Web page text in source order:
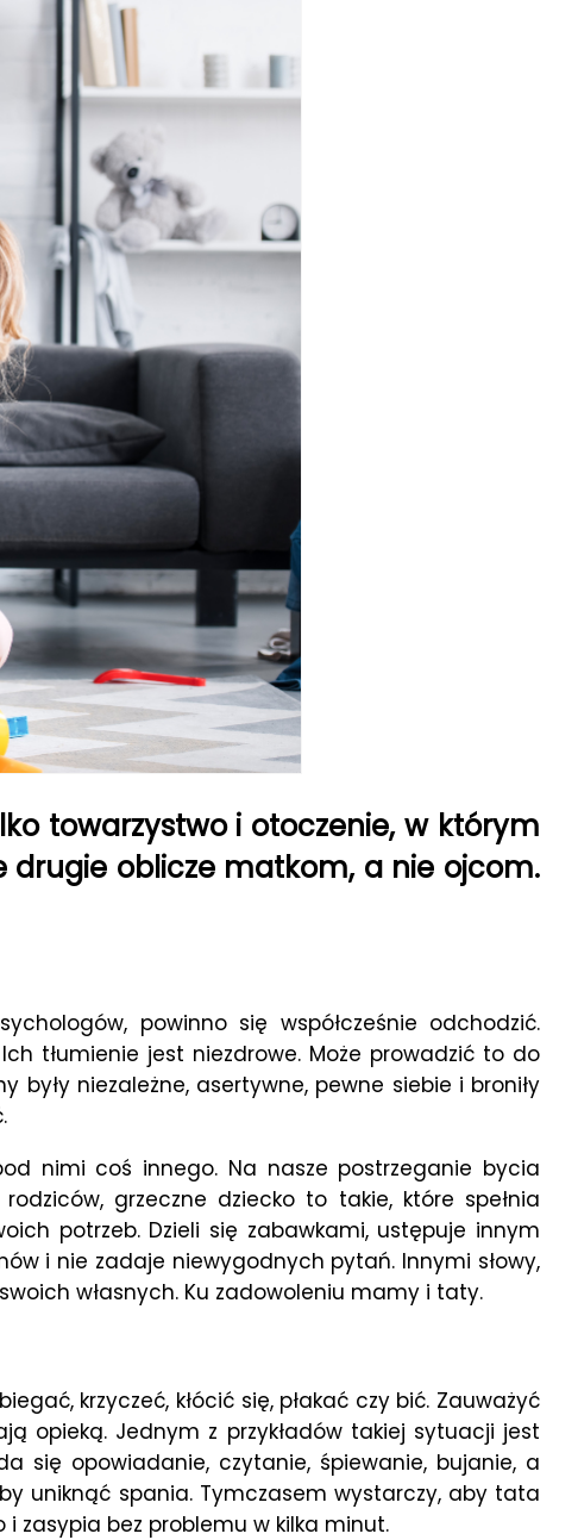
towarzystwo i otoczenie, w którym
drugie oblicze matkom, a nie ojcom.
powinno się współcześnie odchodzić.
tłumienie jest niezdrowe. Może prowadzić to do
niezależne, asertywne, pewne siebie i broniły
nimi coś innego. Na nasze postrzeganie bycia
grzeczne dziecko to takie, które spełnia
potrzeb. Dzieli się zabawkami, ustępuje innym
i nie zadaje niewygodnych pytań. Innymi słowy,
własnych. Ku zadowoleniu mamy i taty.
krzyczeć, kłócić się, płakać czy bić. Zauważyć
opieką. Jednym z przykładów takiej sytuacji jest
się opowiadanie, czytanie, śpiewanie, bujanie, a
uniknąć spania. Tymczasem wystarczy, aby tata
i zasypia bez problemu w kilka minut.